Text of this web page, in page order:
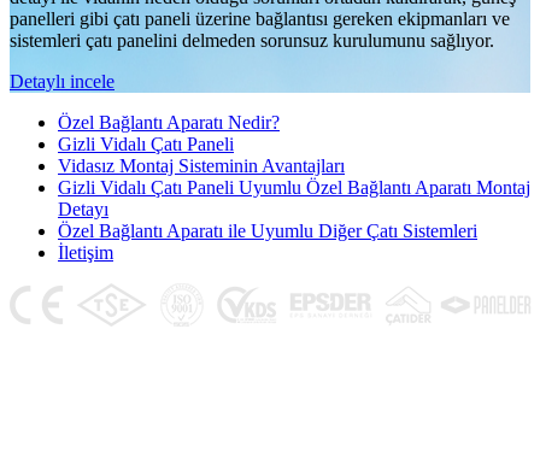
panelleri gibi çatı paneli üzerine bağlantısı gereken ekipmanları ve
sistemleri çatı panelini delmeden sorunsuz kurulumunu sağlıyor.
Detaylı incele
Özel Bağlantı Aparatı Nedir?
Gizli Vidalı Çatı Paneli
Vidasız Montaj Sisteminin Avantajları
Gizli Vidalı Çatı Paneli Uyumlu Özel Bağlantı Aparatı Montaj
Detayı
Özel Bağlantı Aparatı ile Uyumlu Diğer Çatı Sistemleri
İletişim